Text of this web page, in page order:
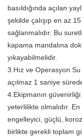
basıldığında açılan
şekilde çalışıp en az
sağlanmalıdır. Bu
kapama mandalına
yıkayabilmelidir.
3.Hız ve Operasyon
açılmaz 1 saniye
4.Ekipmanın
yeterlilikte olmalıdır.
engelleyici, güçlü,
birlikte gerekli toplam